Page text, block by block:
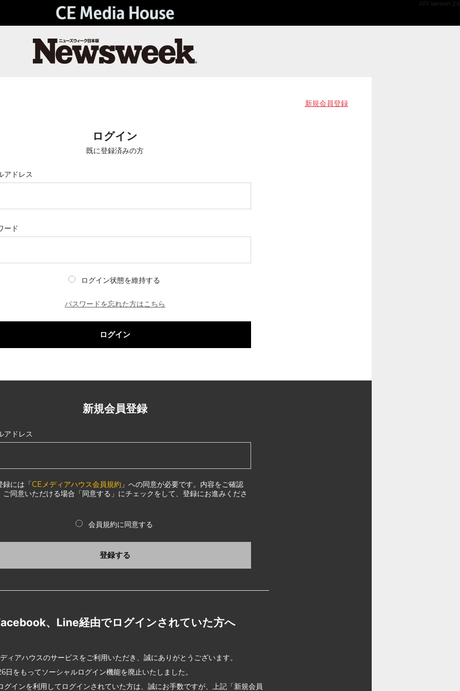
API Version 2.0
新規会員登録
ログイン
既に登録済みの方
アドレス
ード
ログイン状態を維持する
パスワードを忘れた方はこちら
ログイン
新規会員登録
アドレス
録には「CEメディアハウス会員規約 」への同意が必要です。内容をご確認
ご同意いただける場合「同意する」にチェックをして、登録にお進みくださ
会員規約に同意する
登録する
、Line経由でログインされていた方へ
ィアハウスのサービスをご利用いただき、誠にありがとうございます。
日をもってソーシャルログイン機能を廃止いたしました。
グインを利用してログインされていた方は、誠にお手数ですが、上記「新規会員